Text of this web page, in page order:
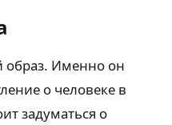
Именно он
о человеке в
задуматься о